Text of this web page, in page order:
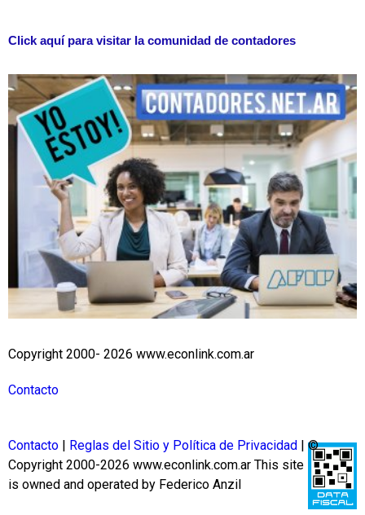
Click aquí para visitar la comunidad de contadores
Copyright 2000- 2026 www.econlink.com.ar
Contacto
Contacto | Reglas del Sitio y Política de Privacidad | ©
Copyright 2000-2026 www.econlink.com.ar This site
is owned and operated by Federico Anzil